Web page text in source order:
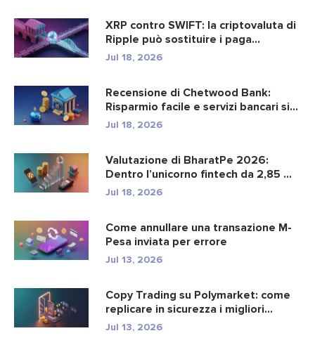
XRP contro SWIFT: la criptovaluta di
Ripple può sostituire i paga...
Jul 18, 2026
Recensione di Chetwood Bank:
Risparmio facile e servizi bancari si...
Jul 18, 2026
Valutazione di BharatPe 2026:
Dentro l’unicorno fintech da 2,85 ...
Jul 18, 2026
Come annullare una transazione M-
Pesa inviata per errore
Jul 13, 2026
Copy Trading su Polymarket: come
replicare in sicurezza i migliori...
Jul 13, 2026